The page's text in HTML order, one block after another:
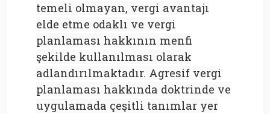
temeli olmayan, vergi avantajı
elde etme odaklı ve vergi
planlaması hakkının menfi
şekilde kullanılması olarak
adlandırılmaktadır. Agresif vergi
planlaması hakkında doktrinde ve
uygulamada çeşitli tanımlar yer